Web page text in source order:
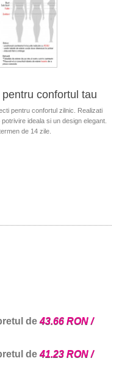
confortul tau
pentru confortul zilnic. Realizati
ideala si un design elegant.
de 14 zile.
de43.66 RON /
de41.23 RON /